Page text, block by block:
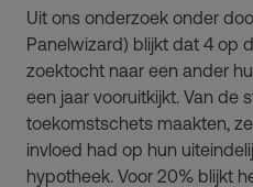
Uit ons onderzoek onder
Panelwizard) blijkt dat 4 op
zoektocht naar een ander
een jaar vooruitkijkt. Van de
toekomstschets maakten,
invloed had op hun
hypotheek. Voor 20% blijkt